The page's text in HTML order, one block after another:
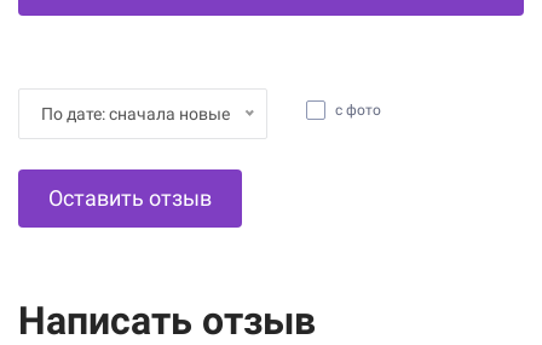
По дате: сначала новые с фото
Оставить отзыв
Написать отзыв